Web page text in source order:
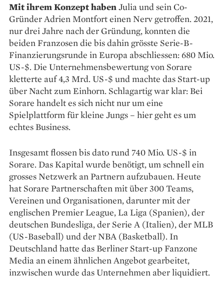
Mit ihrem Konzept habenJulia und sein Co-
Gründer Adrien Mont­fort einen Nerv getroffen. 2021,
nur drei Jahre nach der Gründung, konnten die
beiden Franzosen die bis dahin grösste Serie-B-
Finanzierungsrunde in Europa abschliessen: 680 Mio.
US-$. Die Unternehmensbewertung von Sorare
kletterte auf 4,3 Mrd. US-$ und machte das Start-up
über Nacht zum Einhorn. Schlagartig war klar: Bei
Sorare handelt es sich nicht nur um eine
Spielplattform für kleine Jungs – hier geht es um
echtes Business.
Insgesamt flossen bis dato rund 740 Mio. US-$ in
Sorare. Das Kapital wurde benötigt, um schnell ein
grosses Netzwerk an Partnern auf­zubauen. Heute
hat Sorare Partnerschaften mit über 300 Teams,
Vereinen und Organisationen, darunter mit der
englischen Premier League, La Liga (Spanien), der
deutschen Bundesliga, der Serie A (Italien), der MLB
(US-Baseball) und der NBA (Basketball). In
Deutschland hatte das Berliner Start-up Fanzone
Media an einem ähnlichen Angebot gearbeitet,
inzwischen wurde das Unter­nehmen aber liquidiert.